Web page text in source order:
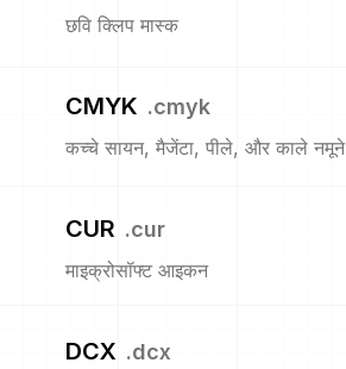
छवि क्लिप मास्क
CMYK .cmyk
कच्चे सायन, मैजेंटा, पीले, और काले नमूने
CUR .cur
माइक्रोसॉफ्ट आइकन
DCX .dcx